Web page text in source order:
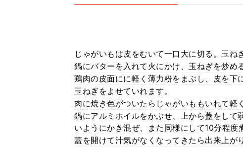
じゃがいもは皮をむいて一口大に切る。玉ね
鍋にバターを入れて火にかけ、玉ねぎを炒める
鶏肉の皮面にに軽く薄力粉をまぶし、皮を下
玉ねぎをよせていれます。
肉に焼き色がついたらじゃがいももいれて軽
鍋にアルミホイルをかぶせ、上から蓋をして
いようにかき混ぜ、また同様にして10分程度
蓋を開けて汁気がなくなってきたら出来上がり